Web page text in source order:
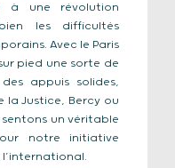
à une révolution
les difficultés
Avec le Paris
pied une sorte de
appuis solides,
la Justice, Bercy ou
un véritable
notre initiative
l’international.